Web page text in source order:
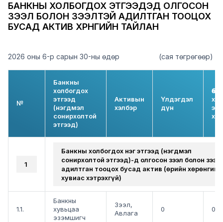
БАНКНЫ ХОЛБОГДОХ ЭТГЭЭДЭД ОЛГОСОН
ЗЭЭЛ БОЛОН ЗЭЭЛТЭЙ АДИЛТГАН ТООЦОХ
БУСАД АКТИВ ХӨРӨНГИЙН ТАЙЛАН
2026 оны 6-р сарын 30-ны өдөр (сая төгрөгөөр)
№
Банкны
холбогдох
этгээд
(нэгдмэл
сонирхолтой
этгээд)
Активын
хэлбэр
Үлдэгдэл
дүн
1
Банкны холбогдох нэг этгээд (нэгдмэл
сонирхолтой этгээд)-д олгосон зээл болон
адилтган тооцох бусад актив (Өөрийн
хувиас хэтрэхгүй)
1.1.
Банкны
хувьцаа
эзэмшигч
Зээл,
Авлага
0